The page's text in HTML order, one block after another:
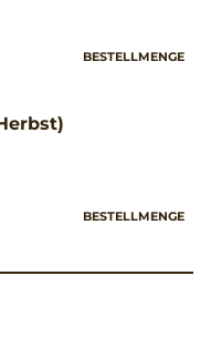
BESTELLMENGE
BESTELLMENGE